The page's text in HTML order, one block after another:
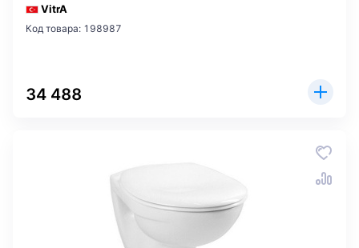
VitrA
Код товара: 198987
34 488